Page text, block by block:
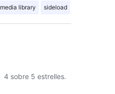
media library sideload
4 sobre 5 estrelles.